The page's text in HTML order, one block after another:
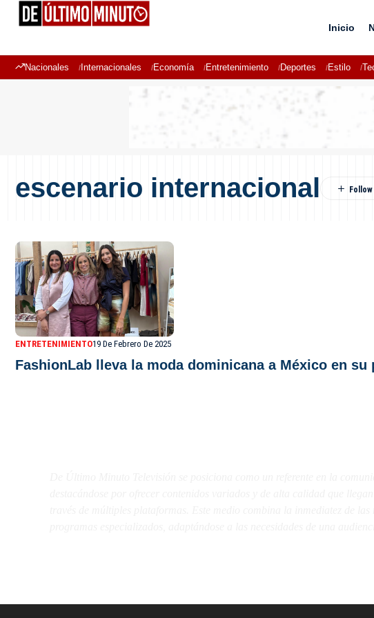
Inicio
Nacionales Internacionales Economía Entretenimiento Deportes Estilo
escenario internacional
ENTRETENIMIENTO19 De Febrero De 2025
FashionLab lleva la moda dominicana a México en